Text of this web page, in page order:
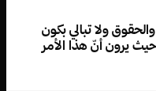
ولا تبالي بكون
يرون أنّ هذا الأمر